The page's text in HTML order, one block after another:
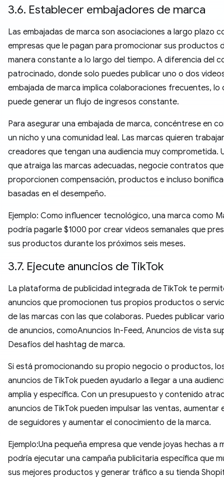
3.6. Establecer embajadores de marca
Las embajadas de marca son asociaciones a largo plazo
empresas que le pagan para promocionar sus productos
manera constante a lo largo del tiempo. A diferencia del
patrocinado, donde solo puedes publicar uno o dos
embajada de marca implica colaboraciones frecuentes, lo
puede generar un flujo de ingresos constante.
Para asegurar una embajada de marca, concéntrese en
un nicho y una comunidad leal. Las marcas quieren
creadores que tengan una audiencia muy comprometida.
que atraiga las marcas adecuadas, negocie contratos que
proporcionen compensación, productos e incluso
basadas en el desempeño.
Ejemplo: Como influencer tecnológico, una marca como
podría pagarle $1000 por crear videos semanales que
sus productos durante los próximos seis meses.
3.7. Ejecute anuncios de TikTok
La plataforma de publicidad integrada de TikTok te
anuncios que promocionen tus propios productos o
de las marcas con las que colaboras. Puedes publicar
de anuncios, comoAnuncios In-Feed, Anuncios de vista
Desafíos del hashtag de marca.
Si está promocionando su propio negocio o productos,
anuncios de TikTok pueden ayudarlo a llegar a una
amplia y específica. Con un presupuesto y contenido
anuncios de TikTok pueden impulsar las ventas, aumentar
de seguidores y aumentar el conocimiento de la marca.
Ejemplo:Una pequeña empresa que vende joyas hechas a
podría ejecutar una campaña publicitaria específica que
sus mejores productos y generar tráfico a su tienda